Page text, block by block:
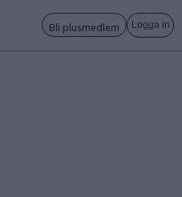
Bli plusmedlem Logga in